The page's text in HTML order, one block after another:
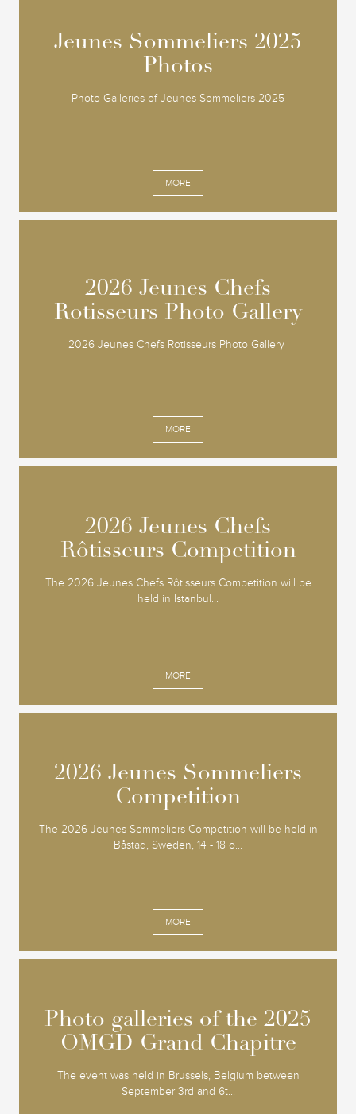
Jeunes Sommeliers 2025
Photos
Photo Galleries of Jeunes Sommeliers 2025
MORE
Jeunes Sommeliers 2025
Photos
2026 Jeunes Chefs
Rotisseurs Photo Gallery
2026 Jeunes Chefs Rotisseurs Photo Gallery
MORE
2026 Jeunes Chefs
Rotisseurs Photo Gallery
2026 Jeunes Chefs
Rôtisseurs Competition
The 2026 Jeunes Chefs Rôtisseurs Competition will be
held in Istanbul...
MORE
2026 Jeunes Chefs
Rôtisseurs Competition
2026 Jeunes Sommeliers
Competition
The 2026 Jeunes Sommeliers Competition will be held in
Båstad, Sweden, 14 - 18 o...
MORE
2026 Jeunes Sommeliers
Competition
Photo galleries of the 2025
OMGD Grand Chapitre
The event was held in Brussels, Belgium between
September 3rd and 6t...
Photo galleries of the 2025
OMGD Grand Chapitre